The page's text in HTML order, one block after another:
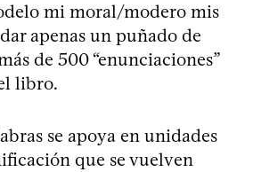
mi moral/modero mis
apenas un puñado de
de 500 “enunciaciones”
libro.
se apoya en unidades
que se vuelven